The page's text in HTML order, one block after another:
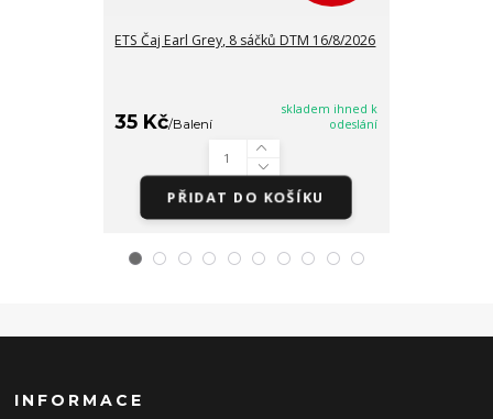
ETS Čaj Earl Grey, 8 sáčků DTM 16/8/2026
35 Kč/Balení
skladem ihned k
odeslání
PŘIDAT DO KOŠÍKU
INFORMACE